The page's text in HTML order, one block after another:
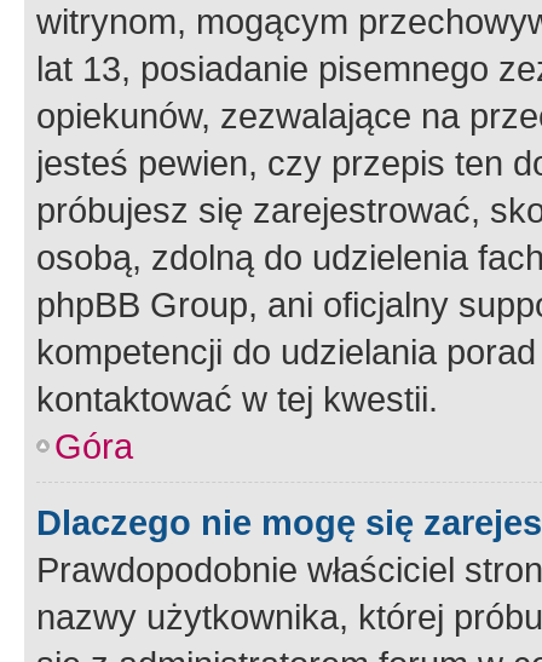
witrynom, mogącym
lat 13, posiadanie pisemnego
opiekunów, zezwalające na
jesteś pewien, czy przepis ten
próbujesz się zarejestrować,
osobą, zdolną do udzielenia
phpBB Group, ani oficjalny
kompetencji do udzielania
kontaktować w tej kwestii.
Góra
Dlaczego nie mogę się
Prawdopodobnie właściciel
nazwy użytkownika, której